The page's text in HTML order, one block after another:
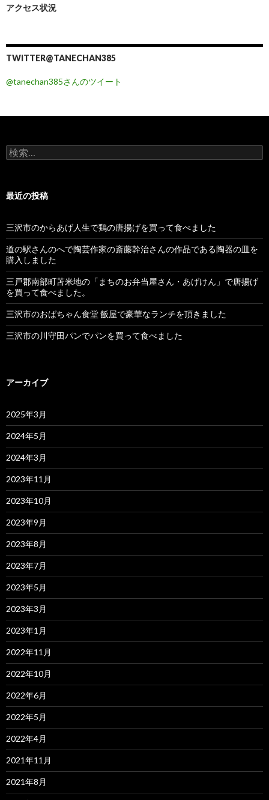
アクセス状況
TWITTER@TANECHAN385
@tanechan385さんのツイート
検
索
最近の投稿
三沢市のからあげ人生で鶏の唐揚げを買って食べました
道の駅さんのへで陶芸作家の斎藤幹治さんの作品である陶器の皿を
購入しました
三戸郡南部町苫米地の「まちのお弁当屋さん・あげけん」で唐揚げ
を買って食べました。
三沢市のおばちゃん食堂 飯屋で豪華なランチを頂きました
三沢市の川守田パンでパンを買って食べました
アーカイブ
2025年3月
2024年5月
2024年3月
2023年11月
2023年10月
2023年9月
2023年8月
2023年7月
2023年5月
2023年3月
2023年1月
2022年11月
2022年10月
2022年6月
2022年5月
2022年4月
2021年11月
2021年8月